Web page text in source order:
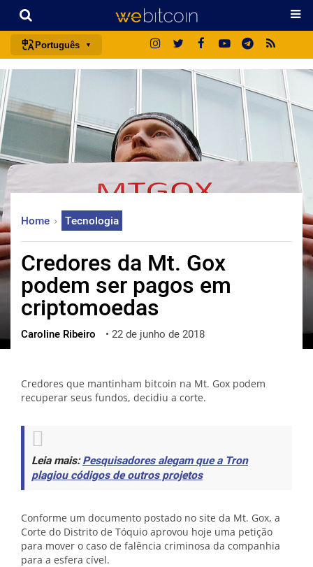
Português
português (BR)
english
español
français
italiano
中文
한국어
العربية
ไทย
ქართული
Home Tecnologia
Credores da Mt. Gox
podem ser pagos em
criptomoedas
Caroline Ribeiro • 22 de junho de 2018
Credores que mantinham bitcoin na Mt. Gox podem
recuperar seus fundos, decidiu a corte.
Leia mais:Pesquisadores alegam que a Tron
plagiou códigos de outros projetos
Conforme um documento postado no site da Mt. Gox, a
Corte do Distrito de Tóquio aprovou hoje uma petição
para mover o caso de falência criminosa da companhia
para a esfera cível.